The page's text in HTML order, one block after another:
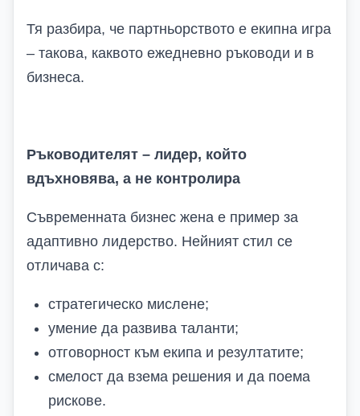
Тя разбира, че партньорството е екипна игра
– такова, каквото ежедневно ръководи и в
бизнеса.
Ръководителят – лидер, който
вдъхновява, а не контролира
Съвременната бизнес жена е пример за
адаптивно лидерство. Нейният стил се
отличава с:
стратегическо мислене;
умение да развива таланти;
отговорност към екипа и резултатите;
смелост да взема решения и да поема
рискове.